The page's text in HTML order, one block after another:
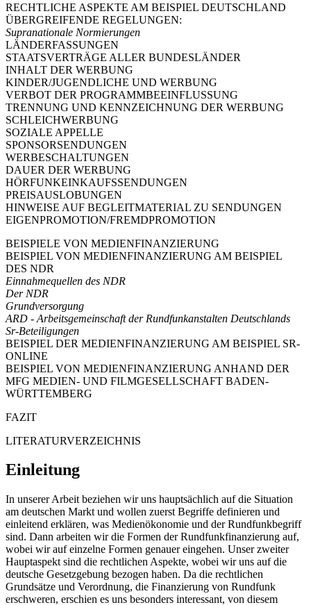
RECHTLICHE ASPEKTE AM BEISPIEL DEUTSCHLAND
ÜBERGREIFENDE REGELUNGEN:
Supranationale Normierungen
LÄNDERFASSUNGEN
STAATSVERTRÄGE ALLER BUNDESLÄNDER
INHALT DER WERBUNG
KINDER/JUGENDLICHE UND WERBUNG
VERBOT DER PROGRAMMBEEINFLUSSUNG
TRENNUNG UND KENNZEICHNUNG DER WERBUNG
SCHLEICHWERBUNG
SOZIALE APPELLE
SPONSORSENDUNGEN
WERBESCHALTUNGEN
DAUER DER WERBUNG
HÖRFUNKEINKAUFSSENDUNGEN
PREISAUSLOBUNGEN
HINWEISE AUF BEGLEITMATERIAL ZU SENDUNGEN
EIGENPROMOTION/FREMDPROMOTION
BEISPIELE VON MEDIENFINANZIERUNG
BEISPIEL VON MEDIENFINANZIERUNG AM BEISPIEL
DES NDR
Einnahmequellen des NDR
Der NDR
Grundversorgung
ARD - Arbeitsgemeinschaft der Rundfunkanstalten Deutschlands
Sr-Beteiligungen
BEISPIEL DER MEDIENFINANZIERUNG AM BEISPIEL SR-
ONLINE
BEISPIEL VON MEDIENFINANZIERUNG ANHAND DER
MFG MEDIEN- UND FILMGESELLSCHAFT BADEN-
WÜRTTEMBERG
FAZIT
LITERATURVERZEICHNIS
Einleitung
In unserer Arbeit beziehen wir uns hauptsächlich auf die Situation
am deutschen Markt und wollen zuerst Begriffe definieren und
einleitend erklären, was Medienökonomie und der Rundfunkbegriff
sind. Dann arbeiten wir die Formen der Rundfunkfinanzierung auf,
wobei wir auf einzelne Formen genauer eingehen. Unser zweiter
Hauptaspekt sind die rechtlichen Aspekte, wobei wir uns auf die
deutsche Gesetzgebung bezogen haben. Da die rechtlichen
Grundsätze und Verordnung, die Finanzierung von Rundfunk
erschweren, erschien es uns besonders interessant, von diesem